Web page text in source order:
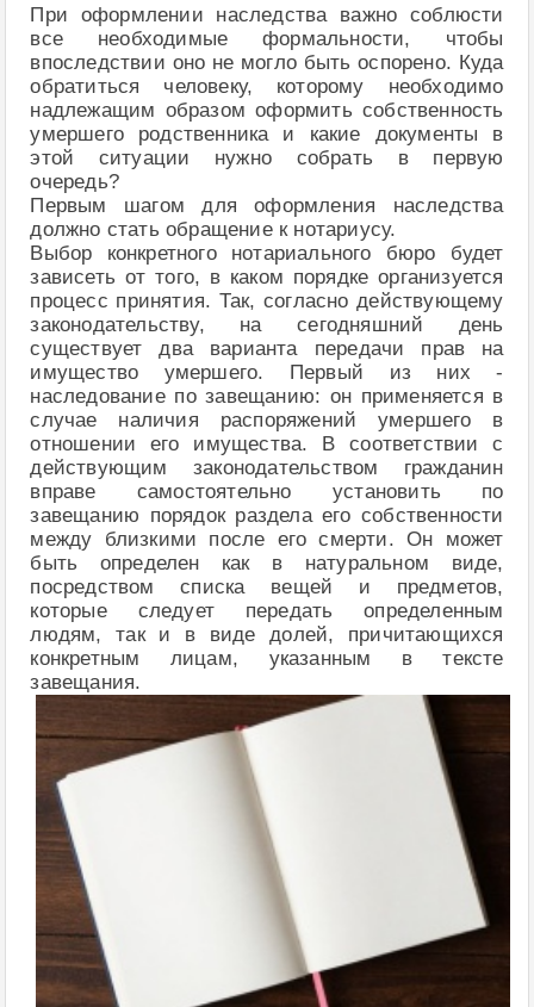
При оформлении наследства важно соблюсти
все необходимые формальности, чтобы
впоследствии оно не могло быть оспорено. Куда
обратиться человеку, которому необходимо
надлежащим образом оформить собственность
умершего родственника и какие документы в
этой ситуации нужно собрать в первую
очередь?
Первым шагом для оформления наследства
должно стать обращение к нотариусу.
Выбор конкретного нотариального бюро будет
зависеть от того, в каком порядке организуется
процесс принятия. Так, согласно действующему
законодательству, на сегодняшний день
существует два варианта передачи прав на
имущество умершего. Первый из них -
наследование по завещанию: он применяется в
случае наличия распоряжений умершего в
отношении его имущества. В соответствии с
действующим законодательством гражданин
вправе самостоятельно установить по
завещанию порядок раздела его собственности
между близкими после его смерти. Он может
быть определен как в натуральном виде,
посредством списка вещей и предметов,
которые следует передать определенным
людям, так и в виде долей, причитающихся
конкретным лицам, указанным в тексте
завещания.